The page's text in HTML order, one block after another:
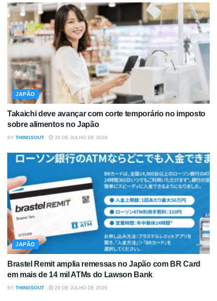
JAPÃO
Takaichi deve avançar com corte temporário no imposto
sobre alimentos no Japão
BY THINGSOUT 30 DE JULHO DE 2026
JAPÃO
Brastel Remit amplia remessas no Japão com BR Card
em mais de 14 mil ATMs do Lawson Bank
BY THINGSOUT 29 DE JULHO DE 2026